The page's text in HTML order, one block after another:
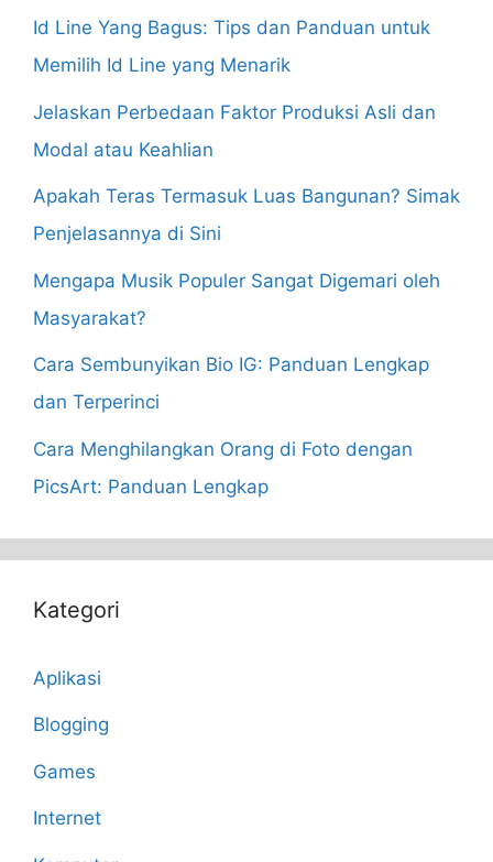
Id Line Yang Bagus: Tips dan Panduan untuk
Memilih Id Line yang Menarik
Jelaskan Perbedaan Faktor Produksi Asli dan
Modal atau Keahlian
Apakah Teras Termasuk Luas Bangunan? Simak
Penjelasannya di Sini
Mengapa Musik Populer Sangat Digemari oleh
Masyarakat?
Cara Sembunyikan Bio IG: Panduan Lengkap
dan Terperinci
Cara Menghilangkan Orang di Foto dengan
PicsArt: Panduan Lengkap
Kategori
Aplikasi
Blogging
Games
Internet